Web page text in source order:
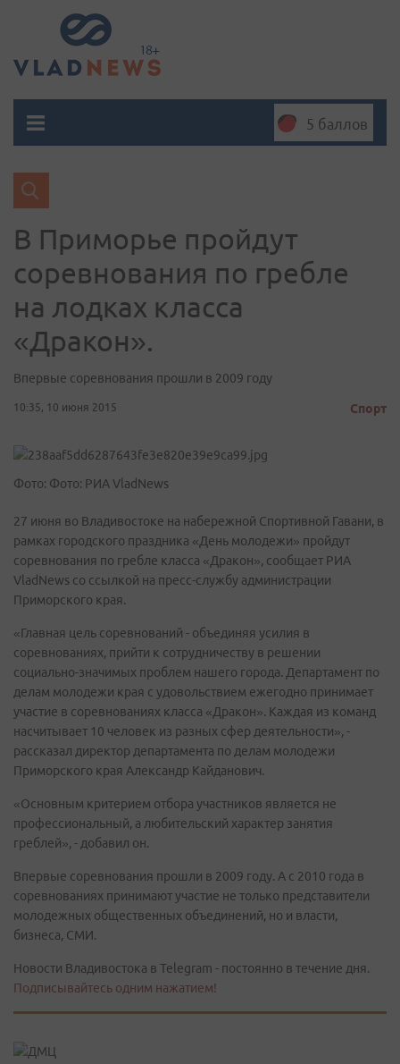
5 баллов
В Приморье пройдут
соревнования по гребле
на лодках класса
«Дракон».
Впервые соревнования прошли в 2009 году
10:35, 10 июня 2015 Спорт
Фото: Фото: РИА VladNews
27 июня во Владивостоке на набережной Спортивной Гавани, в
рамках городского праздника «День молодежи» пройдут
соревнования по гребле класса «Дракон», сообщает РИА
VladNews со ссылкой на пресс-службу администрации
Приморского края.
«Главная цель соревнований - объединяя усилия в
соревнованиях, прийти к сотрудничеству в решении
социально-значимых проблем нашего города. Департамент по
делам молодежи края с удовольствием ежегодно принимает
участие в соревнованиях класса «Дракон». Каждая из команд
насчитывает 10 человек из разных сфер деятельности», -
рассказал директор департамента по делам молодежи
Приморского края Александр Кайданович.
«Основным критерием отбора участников является не
профессиональный, а любительский характер занятия
греблей», - добавил он.
Впервые соревнования прошли в 2009 году. А с 2010 года в
соревнованиях принимают участие не только представители
молодежных общественных объединений, но и власти,
бизнеса, СМИ.
Новости Владивостока в Telegram - постоянно в течение дня.
Подписывайтесь одним нажатием!